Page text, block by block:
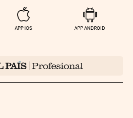
APP IOS APP ANDROID